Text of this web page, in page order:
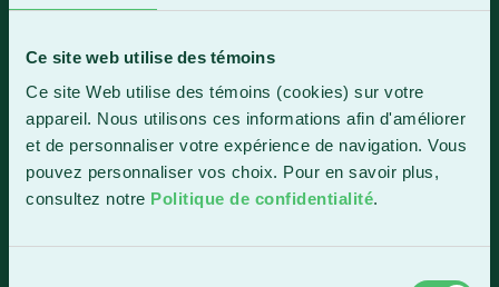
Ce site web utilise des témoins
Ce site Web utilise des témoins (cookies) sur votre
appareil. Nous utilisons ces informations afin d'améliorer
et de personnaliser votre expérience de navigation. Vous
pouvez personnaliser vos choix. Pour en savoir plus,
consultez notre Politique de confidentialité.
Sainte-Marie
Sainte-Marie (Québec) G6E 0R1
Horaire de la réception
Lundi-vendredi : 7 h 30 à 15 h 30